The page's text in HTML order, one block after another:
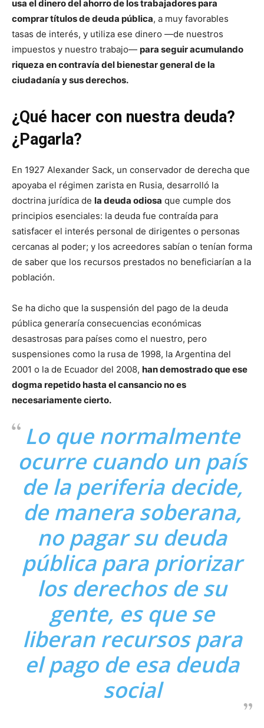
usa el dinero del ahorro de los trabajadores para
comprar títulos de deuda pública, a muy favorables
tasas de interés, y utiliza ese dinero —de nuestros
impuestos y nuestro trabajo— para seguir acumulando
riqueza en contravía del bienestar general de la
ciudadanía y sus derechos.
¿Qué hacer con nuestra deuda?
¿Pagarla?
En 1927 Alexander Sack, un conservador de derecha que
apoyaba el régimen zarista en Rusia, desarrolló la
doctrina jurídica de la deuda odiosa que cumple dos
principios esenciales: la deuda fue contraída para
satisfacer el interés personal de dirigentes o personas
cercanas al poder; y los acreedores sabían o tenían forma
de saber que los recursos prestados no beneficiarían a la
población.
Se ha dicho que la suspensión del pago de la deuda
pública generaría consecuencias económicas
desastrosas para países como el nuestro, pero
suspensiones como la rusa de 1998, la Argentina del
2001 o la de Ecuador del 2008, han demostrado que ese
dogma repetido hasta el cansancio no es
necesariamente cierto.
Lo que normalmente
ocurre cuando un país
de la periferia decide,
de manera soberana,
no pagar su deuda
pública para priorizar
los derechos de su
gente, es que se
liberan recursos para
el pago de esa deuda
social